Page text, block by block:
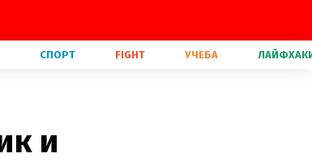
СПОРТ FIGHT УЧЕБА
и